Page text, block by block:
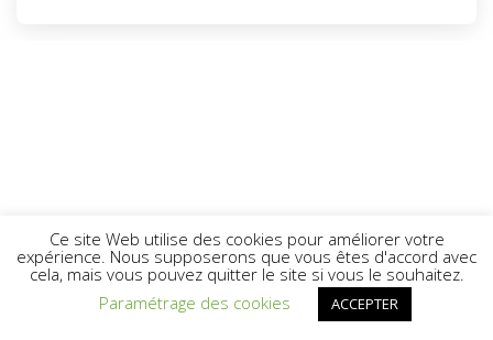
Ce site Web utilise des cookies pour améliorer votre
expérience. Nous supposerons que vous êtes d'accord avec
cela, mais vous pouvez quitter le site si vous le souhaitez.
Paramétrage des cookies
ACCEPTER